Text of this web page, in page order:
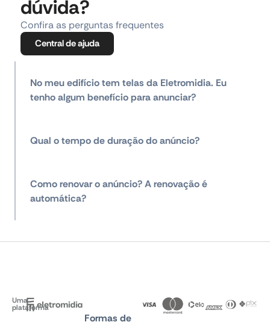
dúvida?
Confira as perguntas frequentes
Central de ajuda
No meu edifício tem telas da Eletromidia. Eu
tenho algum benefício para anunciar?
Qual o tempo de duração do anúncio?
Como renovar o anúncio? A renovação é
automática?
Uma
plataforma
Formas de